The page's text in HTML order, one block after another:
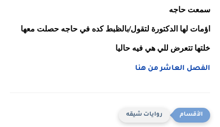
سمعت حاجه
خلتها تتعرض للي هي فيه حاليا
الفصل العاشر من هنا
روايات شيقه